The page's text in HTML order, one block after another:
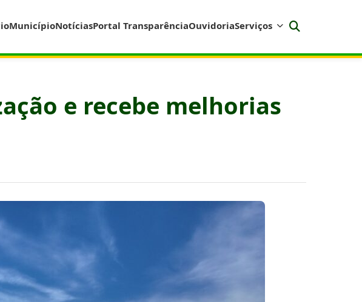
MunicípioNotíciasPortal TransparênciaOuvidoriaServiços
e recebe melhorias